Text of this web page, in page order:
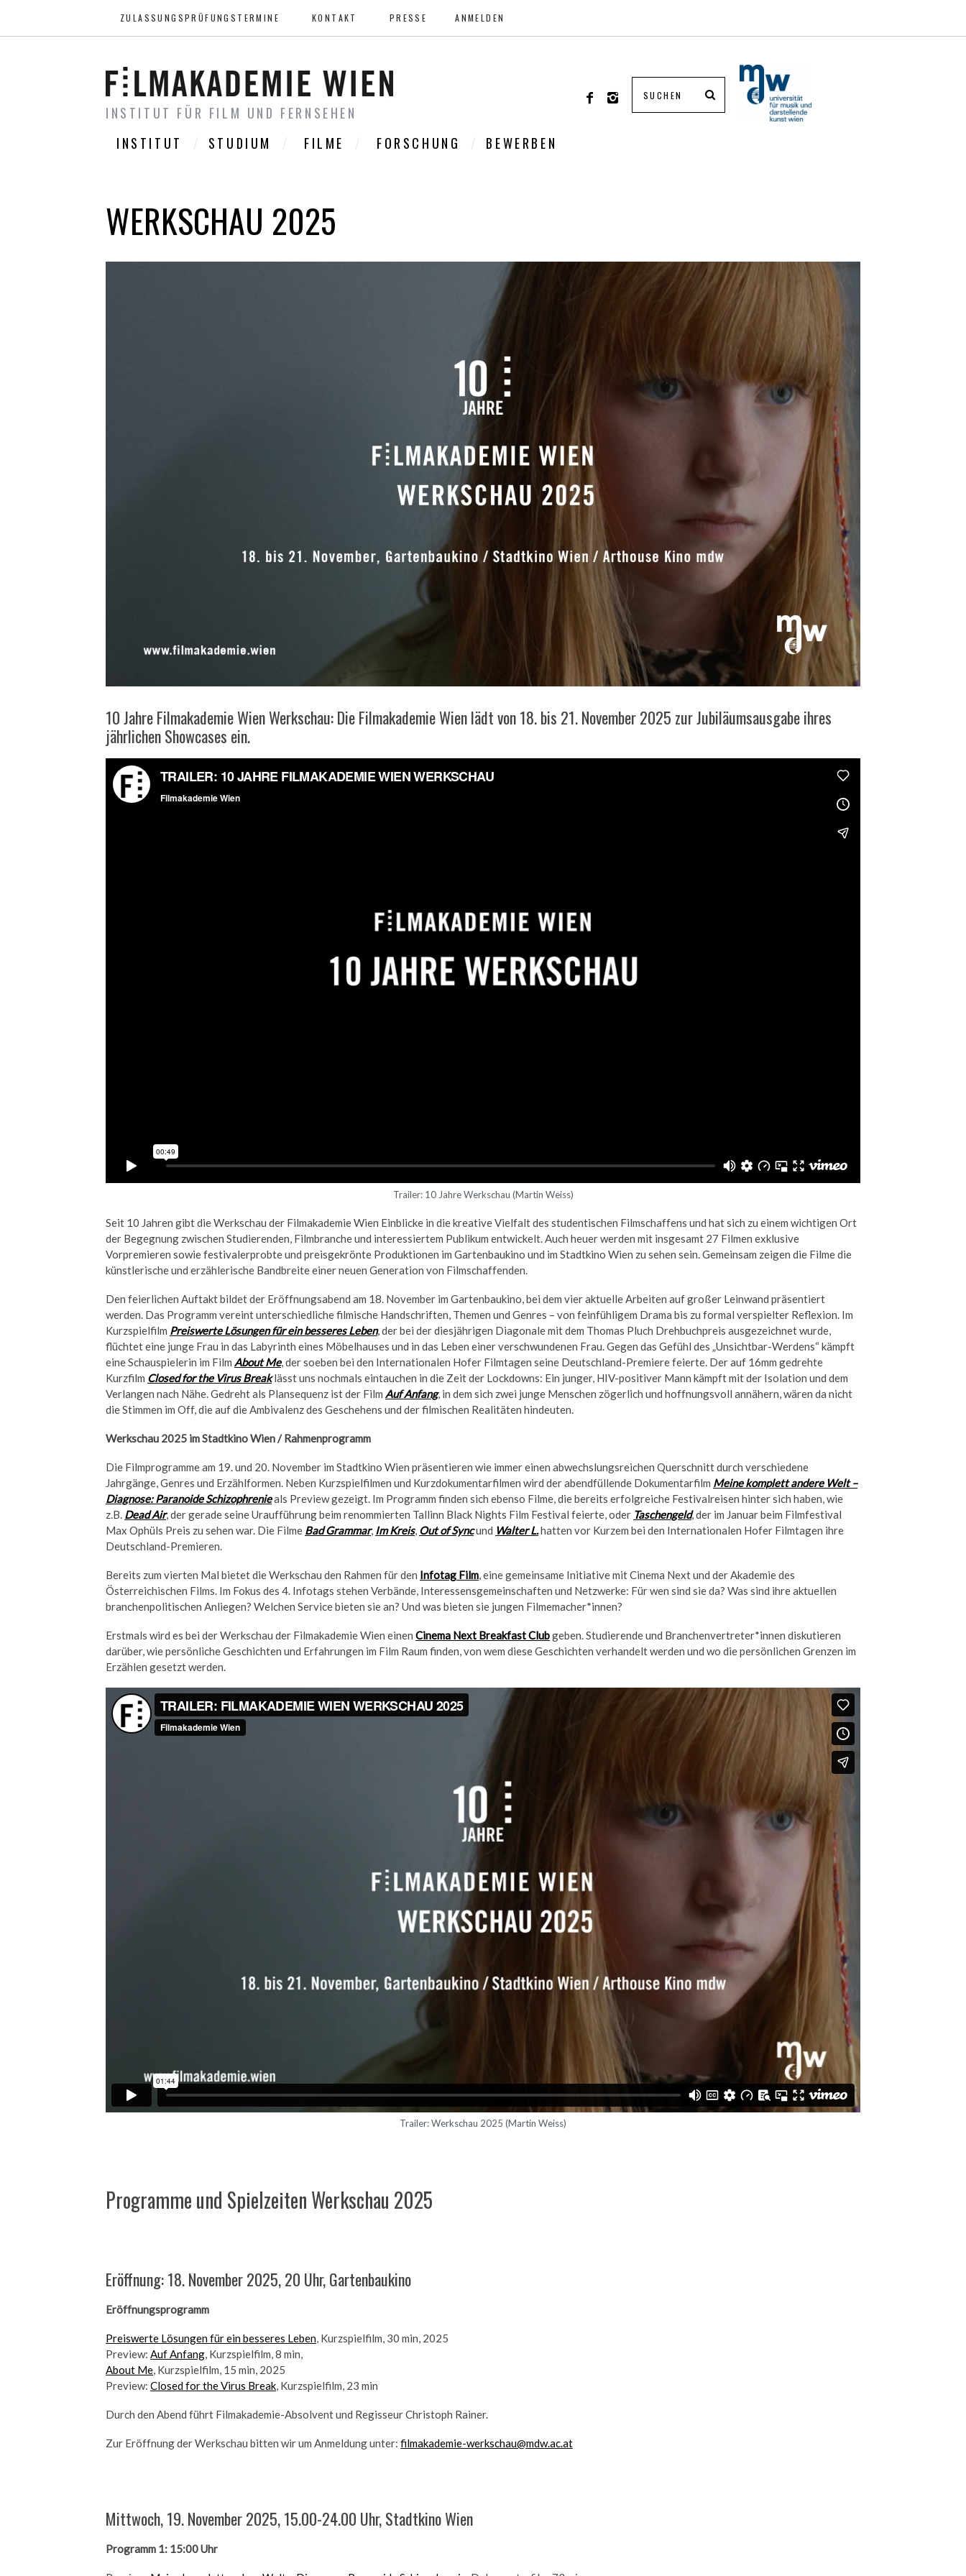
ZULASSUNGSPRÜFUNGSTERMINE KONTAKT PRESSE ANMELDEN
INSTITUT FÜR FILM UND FERNSEHEN
INSTITUT
STUDIUM FILME FORSCHUNG BEWERBEN
WERKSCHAU 2025
10 Jahre Filmakademie Wien Werkschau: Die Filmakademie Wien lädt von 18. bis 21. November 2025 zur Jubiläumsausgabe ihres
jährlichen Showcases ein.
Trailer: 10 Jahre Werkschau (Martin Weiss)
Seit 10 Jahren gibt die Werkschau der Filmakademie Wien Einblicke in die kreative Vielfalt des studentischen Filmschaffens und hat sich zu einem wichtigen Ort
der Begegnung zwischen Studierenden, Filmbranche und interessiertem Publikum entwickelt. Auch heuer werden mit insgesamt 27 Filmen exklusive
Vorpremieren sowie festivalerprobte und preisgekrönte Produktionen im Gartenbaukino und im Stadtkino Wien zu sehen sein. Gemeinsam zeigen die Filme die
künstlerische und erzählerische Bandbreite einer neuen Generation von Filmschaffenden.
Den feierlichen Auftakt bildet der Eröffnungsabend am 18. November im Gartenbaukino, bei dem vier aktuelle Arbeiten auf großer Leinwand präsentiert
werden. Das Programm vereint unterschiedliche filmische Handschriften, Themen und Genres – von feinfühligem Drama bis zu formal verspielter Reflexion. Im
Kurzspielfilm Preiswerte Lösungen für ein besseres Leben, der bei der diesjährigen Diagonale mit dem Thomas Pluch Drehbuchpreis ausgezeichnet wurde,
flüchtet eine junge Frau in das Labyrinth eines Möbelhauses und in das Leben einer verschwundenen Frau. Gegen das Gefühl des „Unsichtbar-Werdens“ kämpft
eine Schauspielerin im Film About Me, der soeben bei den Internationalen Hofer Filmtagen seine Deutschland-Premiere feierte. Der auf 16mm gedrehte
Kurzfilm Closed for the Virus Breaklässt uns nochmals eintauchen in die Zeit der Lockdowns: Ein junger, HIV-positiver Mann kämpft mit der Isolation und dem
Verlangen nach Nähe. Gedreht als Plansequenz ist der Film Auf Anfang, in dem sich zwei junge Menschen zögerlich und hoffnungsvoll annähern, wären da nicht
die Stimmen im Off, die auf die Ambivalenz des Geschehens und der filmischen Realitäten hindeuten.
Werkschau 2025 im Stadtkino Wien / Rahmenprogramm
Die Filmprogramme am 19. und 20. November im Stadtkino Wien präsentieren wie immer einen abwechslungsreichen Querschnitt durch verschiedene
Jahrgänge, Genres und Erzählformen. Neben Kurzspielfilmen und Kurzdokumentarfilmen wird der abendfüllende Dokumentarfilm Meine komplett andere Welt –
Diagnose: Paranoide Schizophrenieals Preview gezeigt. Im Programm finden sich ebenso Filme, die bereits erfolgreiche Festivalreisen hinter sich haben, wie
z.B. Dead Air, der gerade seine Uraufführung beim renommierten Tallinn Black Nights Film Festival feierte, oder Taschengeld, der im Januar beim Filmfestival
Max Ophüls Preis zu sehen war. Die Filme Bad Grammar, Im Kreis, Out of Syncund Walter L.hatten vor Kurzem bei den Internationalen Hofer Filmtagen ihre
Deutschland-Premieren.
Bereits zum vierten Mal bietet die Werkschau den Rahmen für den Infotag Film , eine gemeinsame Initiative mit Cinema Next und der Akademie des
Österreichischen Films. Im Fokus des 4. Infotags stehen Verbände, Interessensgemeinschaften und Netzwerke: Für wen sind sie da? Was sind ihre aktuellen
branchenpolitischen Anliegen? Welchen Service bieten sie an? Und was bieten sie jungen Filmemacher*innen?
Erstmals wird es bei der Werkschau der Filmakademie Wien einen Cinema Next Breakfast Clubgeben. Studierende und Branchenvertreter*innen diskutieren
darüber, wie persönliche Geschichten und Erfahrungen im Film Raum finden, von wem diese Geschichten verhandelt werden und wo die persönlichen Grenzen im
Erzählen gesetzt werden.
Trailer: Werkschau 2025 (Martin Weiss)
Programme und Spielzeiten Werkschau 2025
Eröffnung: 18. November 2025, 20 Uhr, Gartenbaukino
Eröffnungsprogramm
Preiswerte Lösungen für ein besseres Leben, Kurzspielfilm, 30 min, 2025
Preview: Auf Anfang, Kurzspielfilm, 8 min,
About Me, Kurzspielfilm, 15 min, 2025
Preview: Closed for the Virus Break, Kurzspielfilm, 23 min
Durch den Abend führt Filmakademie-Absolvent und Regisseur Christoph Rainer.
Zur Eröffnung der Werkschau bitten wir um Anmeldung unter: filmakademie-werkschau@mdw.ac.at
Mittwoch, 19. November 2025, 15.00-24.00 Uhr, Stadtkino Wien
Programm 1: 15:00 Uhr